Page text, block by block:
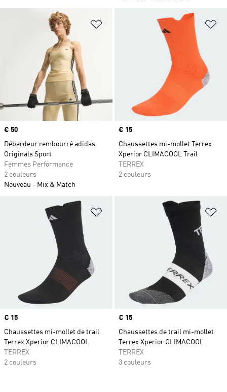
Ajouter à la Liste de produits
Prix
€ 50
Débardeur rembourré adidas
Originals Sport
Femmes Performance
2 couleurs
Nouveau
Mix & Match
Prix
€ 15
Chaussettes mi-mollet Terrex
Xperior CLIMACOOL Trail
TERREX
2 couleurs
Ajouter à la Liste de produits
Prix
€ 15
Chaussettes mi-mollet de trail
Terrex Xperior CLIMACOOL
TERREX
2 couleurs
Prix
€ 15
Chaussettes de trail mi-mollet
Terrex Xperior CLIMACOOL
TERREX
3 couleurs